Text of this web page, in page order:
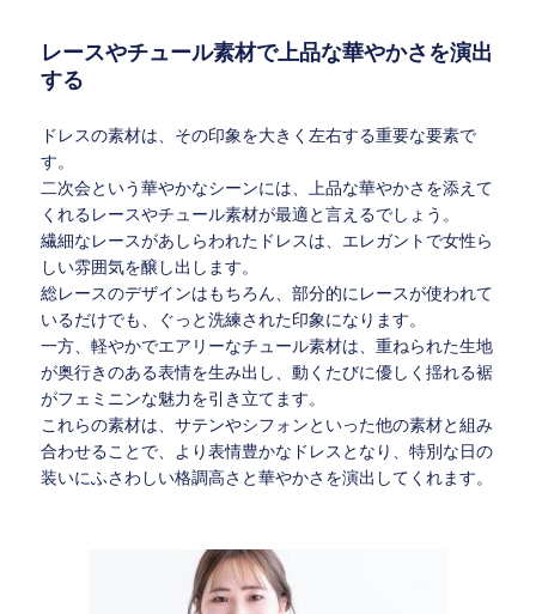
レースやチュール素材で上品な華やかさを演出
する
ドレスの素材は、その印象を大きく左右する重要な要素で
す。
二次会という華やかなシーンには、上品な華やかさを添えて
くれるレースやチュール素材が最適と言えるでしょう。
繊細なレースがあしらわれたドレスは、エレガントで女性ら
しい雰囲気を醸し出します。
総レースのデザインはもちろん、部分的にレースが使われて
いるだけでも、ぐっと洗練された印象になります。
一方、軽やかでエアリーなチュール素材は、重ねられた生地
が奥行きのある表情を生み出し、動くたびに優しく揺れる裾
がフェミニンな魅力を引き立てます。
これらの素材は、サテンやシフォンといった他の素材と組み
合わせることで、より表情豊かなドレスとなり、特別な日の
装いにふさわしい格調高さと華やかさを演出してくれます。